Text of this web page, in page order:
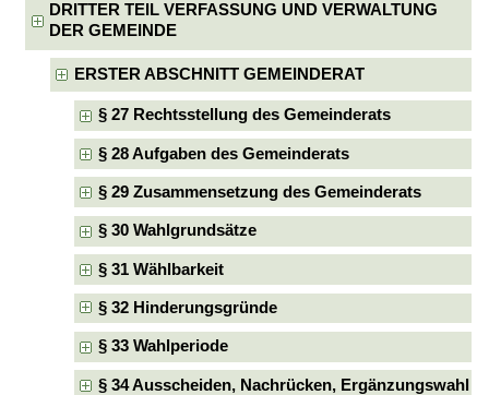
DRITTER TEIL VERFASSUNG UND VERWALTUNG
DER GEMEINDE
ERSTER ABSCHNITT GEMEINDERAT
§ 27 Rechtsstellung des Gemeinderats
§ 28 Aufgaben des Gemeinderats
§ 29 Zusammensetzung des Gemeinderats
§ 30 Wahlgrundsätze
§ 31 Wählbarkeit
§ 32 Hinderungsgründe
§ 33 Wahlperiode
§ 34 Ausscheiden, Nachrücken, Ergänzungswahl